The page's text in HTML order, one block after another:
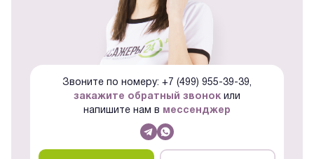
Звоните по номеру: +7 (499) 955-39-39,
закажите обратный звонокили
напишите нам в
мессенджер